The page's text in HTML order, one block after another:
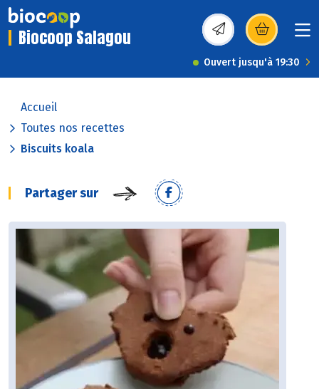
Biocoop Salagou (s’ouvre dans une
Ouvert jusqu'à 19:30
Accueil
Toutes nos recettes
Biscuits koala
Partager sur